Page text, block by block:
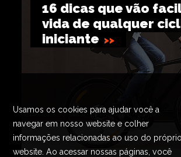
16 dicas que vão
vida de qualquer
iniciante
Usamos os cookies para ajudar você a
navegar em nosso website e colher
informações relacionadas ao uso do próprio
website. Ao acessar nossas páginas, você